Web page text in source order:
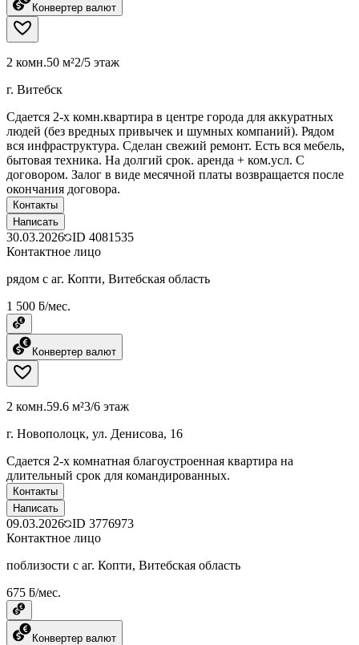
Конвертер валют
2 комн.50 м²2/5 этаж
г. Витебск
Сдается 2-х комн.квартира в центре города для аккуратных
людей (без вредных привычек и шумных компаний). Рядом
вся инфраструктура. Сделан свежий ремонт. Есть вся мебель,
бытовая техника. На долгий срок. аренда + ком.усл. С
договором. Залог в виде месячной платы возвращается после
окончания договора.
Контакты
Написать
30.03.2026 ID 4081535
Контактное лицо
рядом с аг. Копти, Витебская область
1 500 ƃ/мес.
Конвертер валют
2 комн.59.6 м²3/6 этаж
г. Новополоцк, ул. Денисова, 16
Сдается 2-х комнатная благоустроенная квартира на
длительный срок для командированных.
Контакты
Написать
09.03.2026 ID 3776973
Контактное лицо
поблизости с аг. Копти, Витебская область
675 ƃ/мес.
Конвертер валют